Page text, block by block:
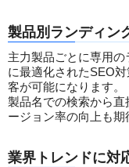
製品別ランディン
主力製品ごとに専用
に最適化されたSEO
客が可能になります。
製品名での検索から
ージョン率の向上も期
業界トレンドに対